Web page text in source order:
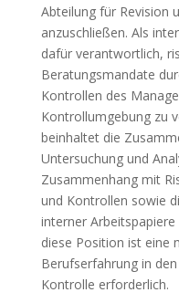
Abteilung für Revision
anzuschließen. Als
dafür verantwortlich,
Beratungsmandate
Kontrollen des
Kontrollumgebung zu
beinhaltet die
Untersuchung und
Zusammenhang mit
und Kontrollen sowie
interner
diese Position ist eine
Berufserfahrung in
Kontrolle erforderlich.